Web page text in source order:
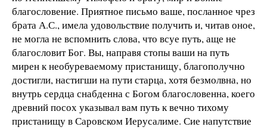
благословение. Приятное письмо ваше, посланное чрез
брата А.С., имела удовольствие получить и, читав оное,
не могла не вспомнить слова, что всуе путь, аще не
благословит Бог. Вы, направя стопы ваши на путь
мирен к необуреваемому пристанищу, благополучно
достигли, настигши на пути старца, хотя безмолвна, но
внутрь сердца снабденна с Богом благословенна, коего
древний посох указывал вам путь к вечно тихому
пристанищу в Саровском Иерусалиме. Сие напутствие